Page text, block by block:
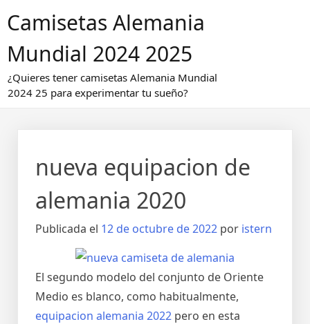
alCamisetas Alemania
Mundial 2024 2025
¿Quieres tener camisetas Alemania Mundial
2024 25 para experimentar tu sueño?
nueva equipacion de
alemania 2020
Publicada el 12 de octubre de 2022 por istern
El segundo modelo del conjunto de Oriente
Medio es blanco, como habitualmente,
equipacion alemania 2022 pero en esta